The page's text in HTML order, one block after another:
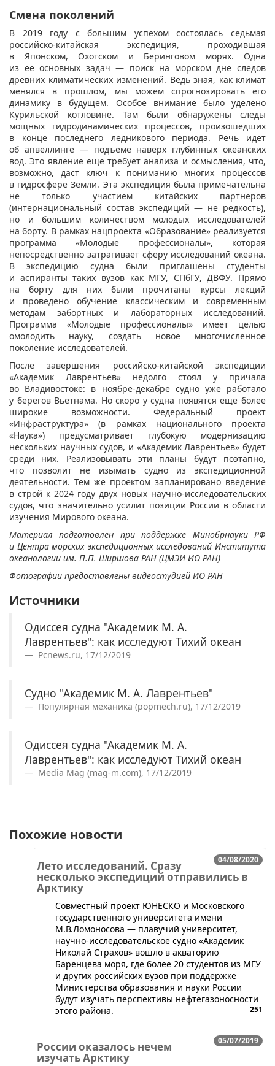
Смена поколений
В 2019 году с большим успехом состоялась седьмая
российско-китайская экспедиция, проходившая
в Японском, Охотском и Беринговом морях. Одна
из ее основных задач — поиск на морском дне следов
древних климатических изменений. Ведь зная, как климат
менялся в прошлом, мы можем спрогнозировать его
динамику в будущем. Особое внимание было уделено
Курильской котловине. Там были обнаружены следы
мощных гидродинамических процессов, произошедших
в конце последнего ледникового периода. Речь идет
об апвеллинге — подъеме наверх глубинных океанских
вод. Это явление еще требует анализа и осмысления, что,
возможно, даст ключ к пониманию многих процессов
в гидросфере Земли. Эта экспедиция была примечательна
не только участием китайских партнеров
(интернациональный состав экспедиций — не редкость),
но и большим количеством молодых исследователей
на борту. В рамках нацпроекта «Образование» реализуется
программа «Молодые профессионалы», которая
непосредственно затрагивает сферу исследований океана.
В экспедицию судна были приглашены студенты
и аспиранты таких вузов как МГУ, СПбГУ, ДВФУ. Прямо
на борту для них были прочитаны курсы лекций
и проведено обучение классическим и современным
методам забортных и лабораторных исследований.
Программа «Молодые профессионалы» имеет целью
омолодить науку, создать новое многочисленное
поколение исследователей.
После завершения российско-китайской экспедиции
«Академик Лаврентьев» недолго стоял у причала
во Владивостоке: в ноябре-декабре судно уже работало
у берегов Вьетнама. Но скоро у судна появятся еще более
широкие возможности. Федеральный проект
«Инфраструктура» (в рамках национального проекта
«Наука») предусматривает глубокую модернизацию
нескольких научных судов, и «Академик Лаврентьев» будет
среди них. Реализовывать эти планы будут поэтапно,
что позволит не изымать судно из экспедиционной
деятельности. Тем же проектом запланировано введение
в строй к 2024 году двух новых научно-исследовательских
судов, что значительно усилит позиции России в области
изучения Мирового океана.
Материал подготовлен при поддержке Минобрнауки РФ
и Центра морских экспедиционных исследований Института
океанологии им. П.П. Ширшова РАН (ЦМЭИ ИО РАН)
Фотографии предоставлены видеостудией ИО РАН
Источники
Одиссея судна "Академик М. А.
Лаврентьев": как исследуют Тихий океан
Pcnews.ru, 17/12/2019
Судно "Академик М. А. Лаврентьев"
Популярная механика (popmech.ru), 17/12/2019
Одиссея судна "Академик М. А.
Лаврентьев": как исследуют Тихий океан
Media Mag (mag-m.com), 17/12/2019
Похожие новости
04/08/2020
Лето исследований. Сразу
несколько экспедиций отправились в
Арктику
Совместный проект ЮНЕСКО и Московского
государственного университета имени
М.В.Ломоносова — плавучий университет,
научно-исследовательское судно «Академик
Николай Страхов» вошло в акваторию
Баренцева моря, где более 20 студентов из МГУ
и других российских вузов при поддержке
Министерства образования и науки России
будут изучать перспективы нефтегазоносности
этого района.
251
05/07/2019
России оказалось нечем
изучать Арктику